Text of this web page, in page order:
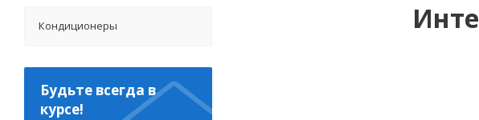
Кондиционеры
Будьте всегда в
курсе!